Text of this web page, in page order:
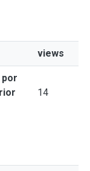
views
14